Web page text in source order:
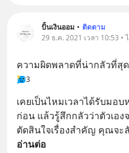
ปั้นเงินออม • ติดตาม
29 ธ.ค. 2021 เวลา 10:53 •
ความผิดพลาดที่น่ากลัวที่สุ
3
เคยเป็นไหมเวลาได้รับมอ
ก่อน แล้วรู้สึกกลัวว่าตัวเอง
ตัดสินใจเรื่องสำคัญ คุณจะ
อ่านต่อ